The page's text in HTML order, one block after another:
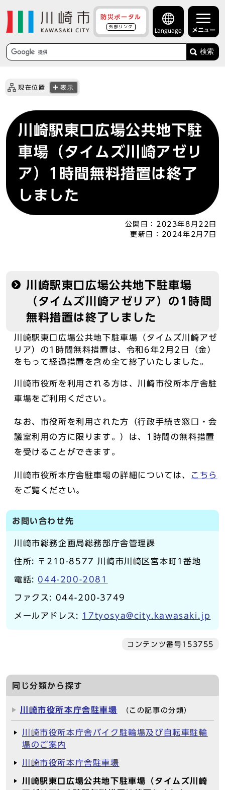
防災ポータル
外部リンク
Language メニュー
検索
現在位置 表示
川崎駅東口広場公共地下駐
車場（タイムズ川崎アゼリ
ア）1時間無料措置は終了
しました
公開日： 2023年8月22日
更新日：
2024年2月7日
川崎駅東口広場公共地下駐車場
（タイムズ川崎アゼリア）の1時間
無料措置は終了しました
川崎駅東口広場公共地下駐車場（タイムズ川崎アゼ
リア）の1時間無料措置は、令和6年2月2日（金）
をもって経過措置を含め全て終了いたしました。
川崎市役所を利用される方は、川崎市役所本庁舎駐
車場をご利用ください。
なお、市役所を利用された方（行政手続き窓口・会
議室利用の方に限ります。）は、1時間の無料措置
を受けることができます。
川崎市役所本庁舎駐車場の詳細については、
こちら
をご覧ください。
お問い合わせ先
川崎市総務企画局総務部庁舎管理課
住所: 〒210-8577 川崎市川崎区宮本町1番地
電話: 044-200-2081
ファクス: 044-200-3749
メールアドレス: 17tyosya@city.kawasaki.jp
コンテンツ番号153755
同じ分類から探す
川崎市役所本庁舎駐車場 （この記事の分類）
川崎市役所本庁舎バイク駐輪場及び自転車駐輪
場のご案内
川崎市役所本庁舎駐車場
川崎駅東口広場公共地下駐車場（タイムズ川崎